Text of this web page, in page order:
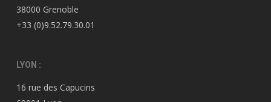
38000 Grenoble
+33 (0)9.52.79.30.01
LYON :
16 rue des Capucins